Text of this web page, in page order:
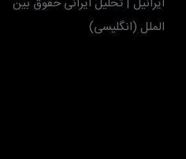
الملل (انگلیسی)